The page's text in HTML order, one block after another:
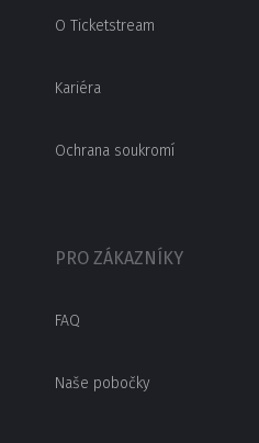
O Ticketstream
Kariéra
Ochrana soukromí
PRO ZÁKAZNÍKY
FAQ
Naše pobočky